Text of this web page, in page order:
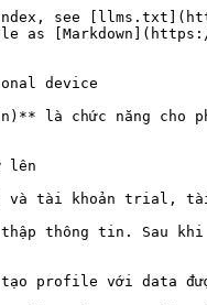
see
as
device
là chức năng cho
lên
tài khoản trial, tài
thập thông tin. Sau
profile với data